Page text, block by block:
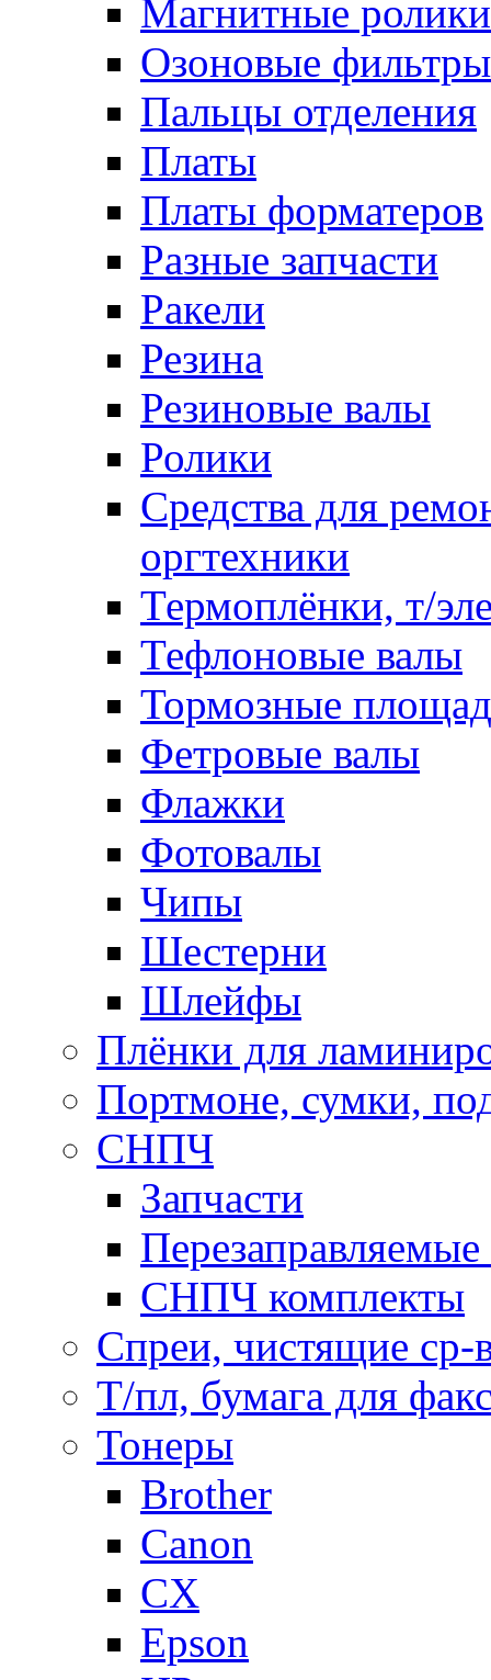
Магнитные ролики
Озоновые фильтры
Пальцы отделения
Платы
Платы форматеров
Разные запчасти
Ракели
Резина
Резиновые валы
Ролики
Средства для
оргтехники
Термоплёнки, т/
Тефлоновые валы
Тормозные
Фетровые валы
Флажки
Фотовалы
Чипы
Шестерни
Шлейфы
Плёнки для
Портмоне, сумки,
СНПЧ
Запчасти
Перезаправляемые
СНПЧ комплекты
Спреи, чистящие ср-
Т/пл, бумага для
Тонеры
Brother
Canon
CX
Epson